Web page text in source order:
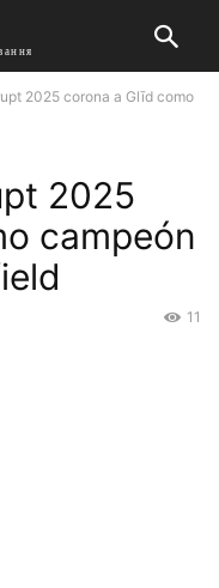
2025 corona a Glīd como
2025
campeón
11